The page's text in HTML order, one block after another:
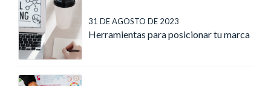
31 DE AGOSTO DE 2023
Herramientas para posicionar tu marca